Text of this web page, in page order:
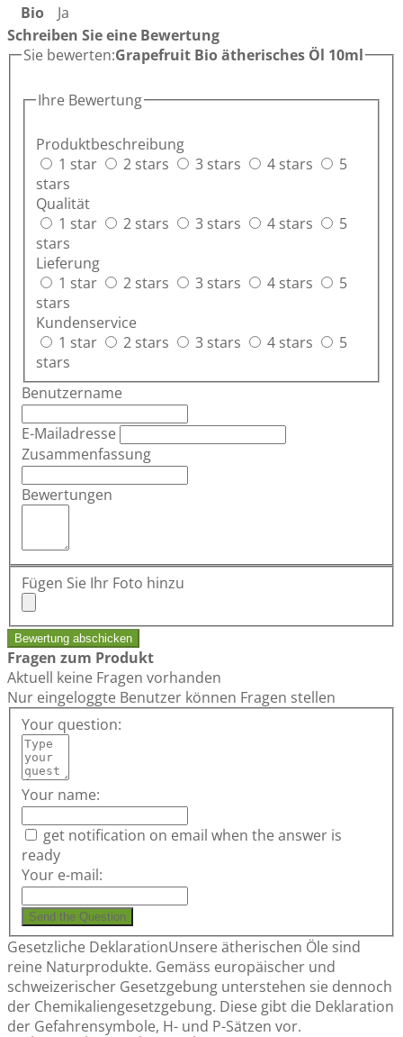
Bio
Ja
Schreiben Sie eine Bewertung
Sie bewerten:Grapefruit Bio ätherisches Öl 10ml
Ihre Bewertung
Produktbeschreibung
1 star
2 stars 3 stars 4 stars
5
stars
Qualität
1 star
2 stars 3 stars 4 stars
5
stars
Lieferung
1 star
2 stars 3 stars 4 stars
5
stars
Kundenservice
1 star
2 stars 3 stars 4 stars
5
stars
Benutzername
E-Mailadresse
Zusammenfassung
Bewertungen
Fügen Sie Ihr Foto hinzu
Bewertung abschicken
Fragen zum Produkt
Aktuell keine Fragen vorhanden
Nur eingeloggte Benutzer können Fragen stellen
Your question:
Your name:
get notification on email when the answer is
ready
Your e-mail:
Send the Question
Gesetzliche DeklarationUnsere ätherischen Öle sind
reine Naturprodukte. Gemäss europäischer und
schweizerischer Gesetzgebung unterstehen sie dennoch
der Chemikaliengesetzgebung. Diese gibt die Deklaration
der Gefahrensymbole, H- und P-Sätzen vor.